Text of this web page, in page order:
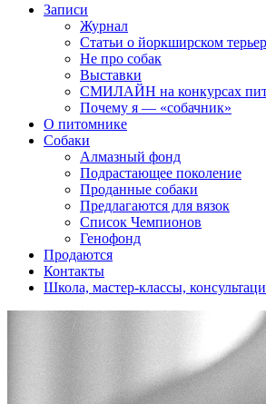
Записи
Журнал
Статьи о йоркширском
Не про собак
Выставки
СМИЛАЙН на конкурсах
Почему я — «собачник»
О питомнике
Собаки
Алмазный фонд
Подрастающее поколение
Проданные собаки
Предлагаются для вязок
Список Чемпионов
Генофонд
Продаются
Контакты
Школа, мастер-классы,